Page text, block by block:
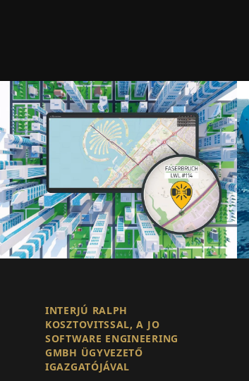
INTERJÚ RALPH
KOSZTOVITSSAL, A JO
SOFTWARE ENGINEERING
GMBH ÜGYVEZETŐ
IGAZGATÓJÁVAL